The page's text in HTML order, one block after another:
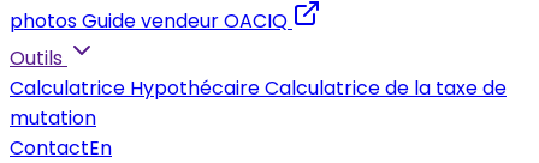
photosGuide vendeur OACIQ
Outils
Calculatrice HypothécaireCalculatrice de la taxe de
mutation
ContactEn